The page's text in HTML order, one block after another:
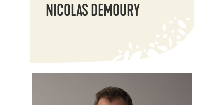
NICOLAS DEMOURY